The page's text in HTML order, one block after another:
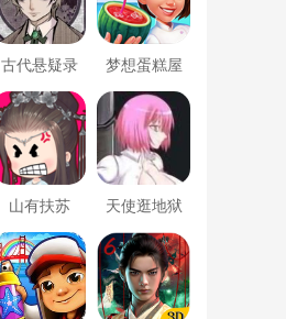
古代悬疑录 梦想蛋糕屋
山有扶苏 天使逛地狱